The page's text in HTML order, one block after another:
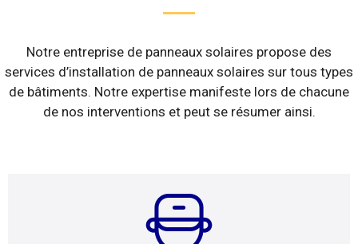
Notre entreprise de panneaux solaires propose des
services d’installation de panneaux solaires sur tous types
de bâtiments. Notre expertise manifeste lors de chacune
de nos interventions et peut se résumer ainsi.